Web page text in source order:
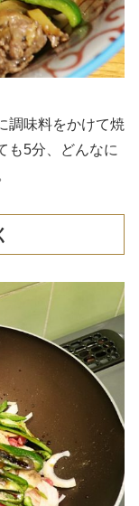
調味料をかけて焼
も5分、どんなに